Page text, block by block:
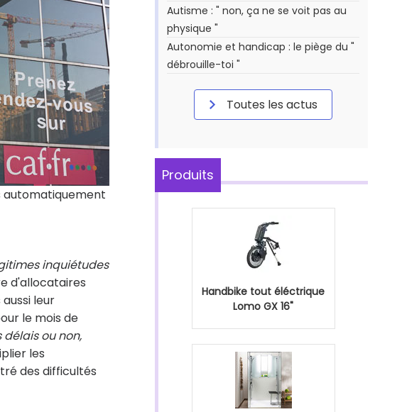
automatiquement
inquiétudes
d'allocataires
leur
le mois de
ou non,
les
des difficultés
Autisme : " non, ça ne se voit pas au
physique "
Autonomie et handicap : le piège du "
débrouille-toi "
Toutes les actus
Produits
Handbike tout éléctrique
Lomo GX 16"